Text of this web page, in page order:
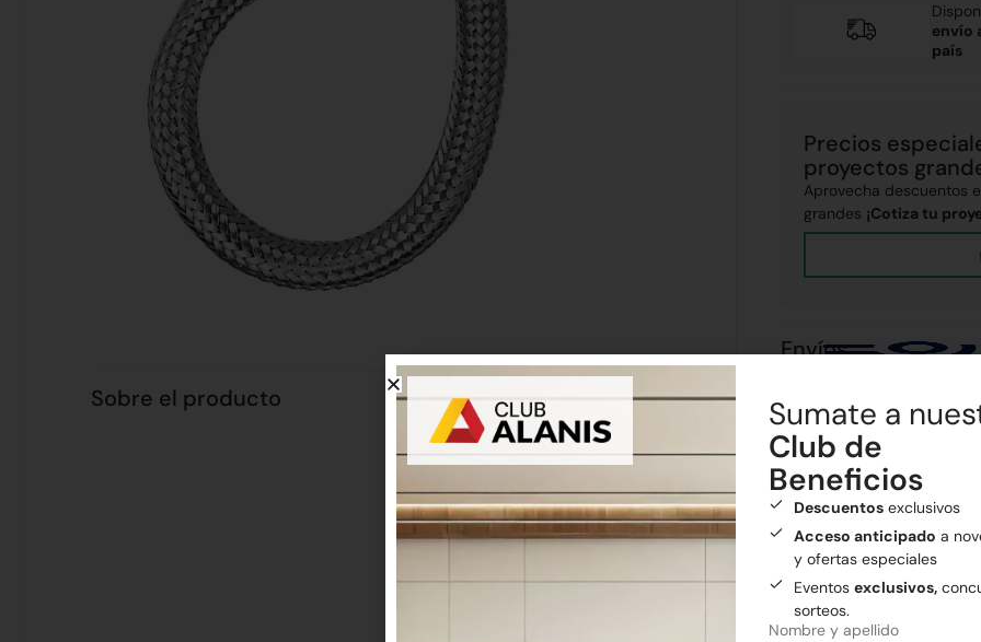
Sobre el producto
envío
país
Precios
proyectos
Aprovecha descuentos
grandes ¡Cotiza tu
Envíos
Realizamos envíos a todo
Envío gratis a
Medios de pago
Pagá tu compra con
Sumate a
Club de
Beneficios
Descuentosexclusivos
Acceso anticipado a
y ofertas especiales
Eventos exclusivos,
sorteos.
Nombre y apellido